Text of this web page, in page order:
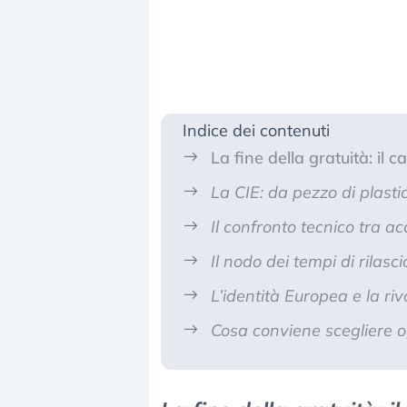
Indice dei contenuti
La fine della gratuità: il
La CIE: da pezzo di
Il confronto tecnico tra
Il nodo dei tempi di
L’identità Europea e la
Cosa conviene scegliere